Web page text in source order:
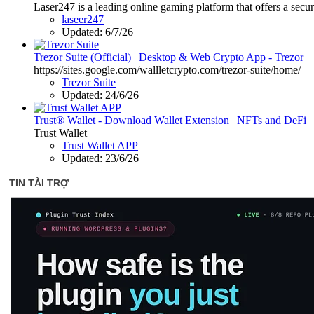
Laser247 is a leading online gaming platform that offers a
laseer247
Updated: 6/7/26
Trezor Suite (Official) | Desktop & Web Crypto App - Trezor
https://sites.google.com/wallletcrypto.com/trezor-suite/home/
Trezor Suite
Updated: 24/6/26
Trust® Wallet - Download Wallet Extension | NFTs and DeFi
Trust Wallet
Trust Wallet APP
Updated: 23/6/26